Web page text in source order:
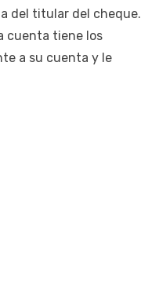
del titular del cheque.
cuenta tiene los
a su cuenta y le